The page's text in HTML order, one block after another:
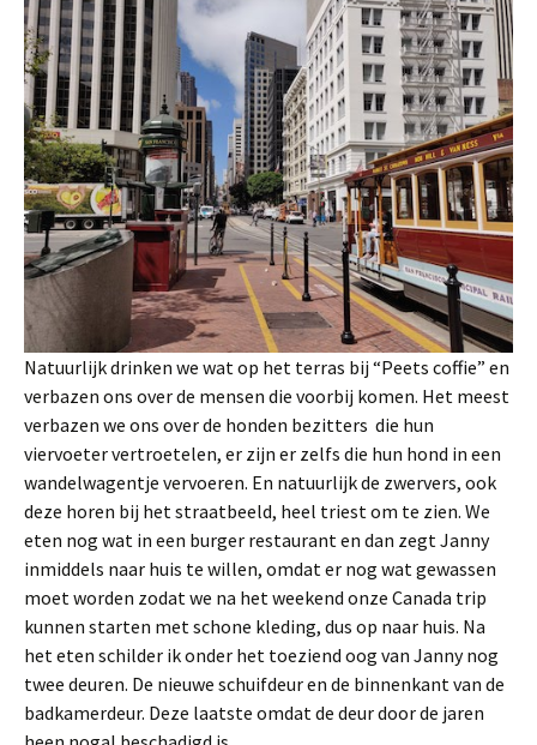
Natuurlijk drinken we wat op het terras bij “Peets coffie” en
verbazen ons over de mensen die voorbij komen. Het meest
verbazen we ons over de honden bezitters die hun
viervoeter vertroetelen, er zijn er zelfs die hun hond in een
wandelwagentje vervoeren. En natuurlijk de zwervers, ook
deze horen bij het straatbeeld, heel triest om te zien. We
eten nog wat in een burger restaurant en dan zegt Janny
inmiddels naar huis te willen, omdat er nog wat gewassen
moet worden zodat we na het weekend onze Canada trip
kunnen starten met schone kleding, dus op naar huis. Na
het eten schilder ik onder het toeziend oog van Janny nog
twee deuren. De nieuwe schuifdeur en de binnenkant van de
badkamerdeur. Deze laatste omdat de deur door de jaren